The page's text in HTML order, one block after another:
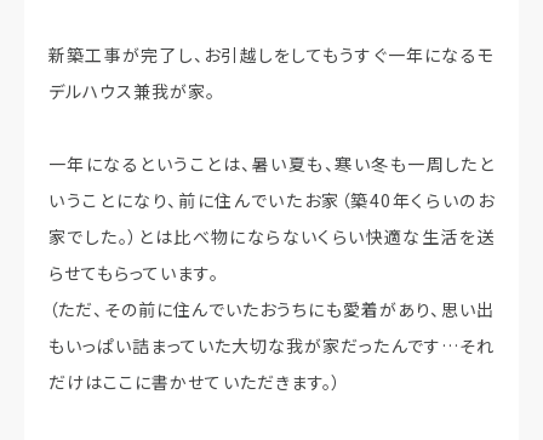
新築工事が完了し、お引越しをしてもうすぐ一年になるモ
デルハウス兼我が家。
一年になるということは、暑い夏も、寒い冬も一周したと
いうことになり、前に住んでいたお家（築40年くらいのお
家でした。）とは比べ物にならないくらい快適な生活を送
らせてもらっています。
（ただ、その前に住んでいたおうちにも愛着があり、思い出
もいっぱい詰まっていた大切な我が家だったんです…それ
だけはここに書かせていただきます。）